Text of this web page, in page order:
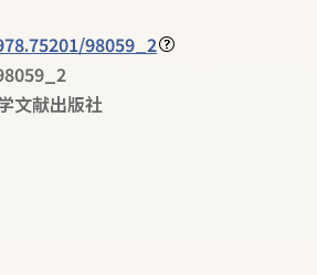
98059_2
文献出版社